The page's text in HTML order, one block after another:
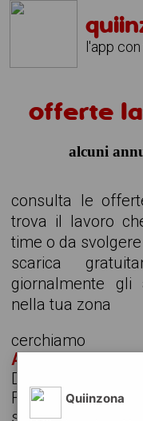
l'app
offerte
alcuni
consulta le
trova il lavoro
time o da
scarica
giornalmente gli
nella tua zona
cerchiamo
ADDETTO/A
Descrizione
Firenze,
settore della
Quiinzona